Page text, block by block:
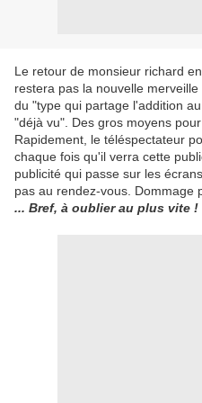
Le retour de monsieur richard
restera pas la nouvelle
du "type qui partage l'addition
"déjà vu". Des gros moyens
Rapidement, le téléspectateur
chaque fois qu'il verra cette
publicité qui passe sur les
pas au rendez-vous. Dommage
... Bref, à oublier au plus vite !